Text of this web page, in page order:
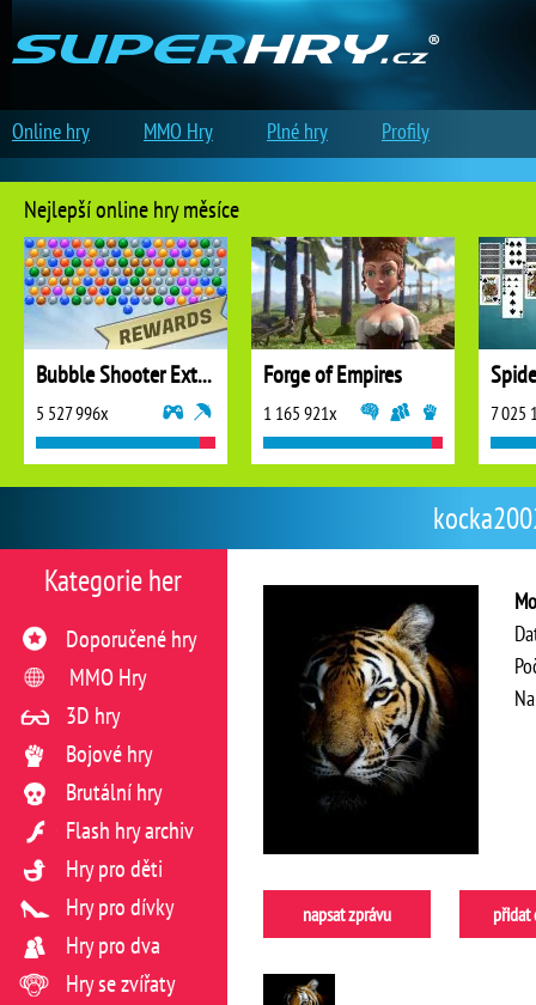
napsat zprávu přidat
Kategorie her
Doporučené hry
MMO Hry
3D hry
Bojové hry
Brutální hry
Flash hry archiv
Hry pro děti
Hry pro dívky
Hry pro dva
Hry se zvířaty
Nejlepší online hry měsíce
Bubble Shooter Extreme
5 527 996x
Forge of Empires
1 165 921x 7 025
Online hry MMO Hry Plné hry Profily